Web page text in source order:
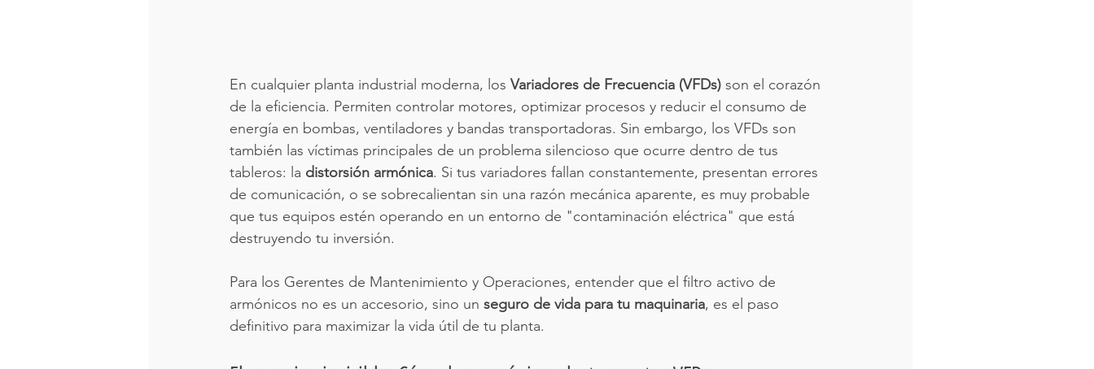
En cualquier planta industrial moderna, los Variadores de Frecuencia (VFDs) son el corazón
de la eficiencia. Permiten controlar motores, optimizar procesos y reducir el consumo de
energía en bombas, ventiladores y bandas transportadoras. Sin embargo, los VFDs son
también las víctimas principales de un problema silencioso que ocurre dentro de tus
tableros: la distorsión armónica. Si tus variadores fallan constantemente, presentan errores
de comunicación, o se sobrecalientan sin una razón mecánica aparente, es muy probable
que tus equipos estén operando en un entorno de "contaminación eléctrica" que está
destruyendo tu inversión.
Para los Gerentes de Mantenimiento y Operaciones, entender que el filtro activo de
armónicos no es un accesorio, sino un seguro de vida para tu maquinaria, es el paso
definitivo para maximizar la vida útil de tu planta.